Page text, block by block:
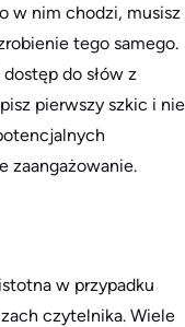
w nim chodzi, musisz
tego samego.
do słów z
pierwszy szkic i nie
zaangażowanie.
w przypadku
czytelnika. Wiele